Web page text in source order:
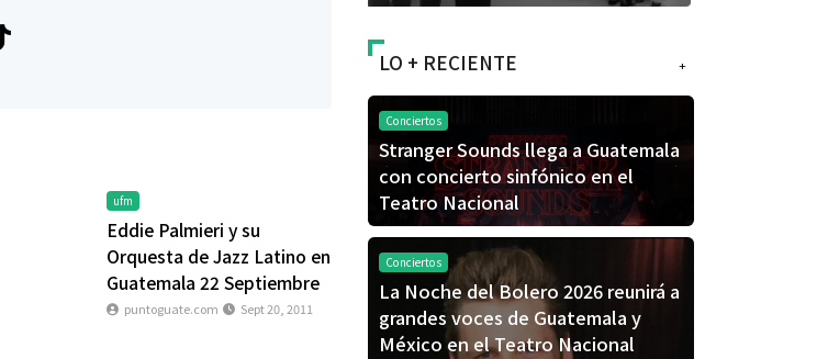
ufm
Eddie Palmieri y su
Orquesta de Jazz Latino en
Guatemala 22 Septiembre
puntoguate.com Sept 20, 2011
+
LO + RECIENTE
Conciertos
Stranger Sounds llega a Guatemala
con concierto sinfónico en el
Teatro Nacional
Conciertos
La Noche del Bolero 2026 reunirá a
grandes voces de Guatemala y
México en el Teatro Nacional